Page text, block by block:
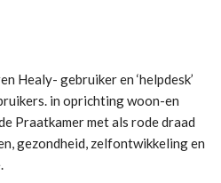
Healy- gebruiker en ‘helpdesk’
in oprichting woon-en
Praatkamer met als rode draad
gezondheid, zelfontwikkeling en